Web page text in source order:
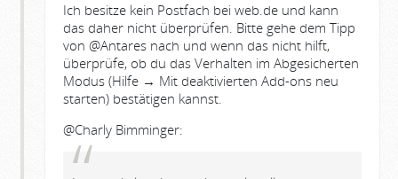
Ich besitze kein Postfach bei web.de und kann
das daher nicht überprüfen. Bitte gehe dem Tipp
von @Antares nach und wenn das nicht hilft,
überprüfe, ob du das Verhalten im Abgesicherten
Modus (Hilfe → Mit deaktivierten Add-ons neu
starten) bestätigen kannst.
@Charly Bimminger: